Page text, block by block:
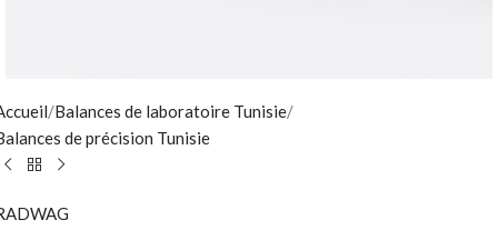
/Balances de laboratoire Tunisie/
de précision Tunisie